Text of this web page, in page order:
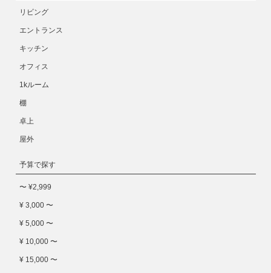
リビング
エントランス
キッチン
オフィス
1kルーム
棚
卓上
屋外
予算で探す
〜 ¥2,999
¥ 3,000 〜
¥ 5,000 〜
¥ 10,000 〜
¥ 15,000 〜